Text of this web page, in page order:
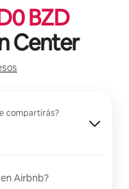
0BZD
Center
compartirás?
Airbnb?